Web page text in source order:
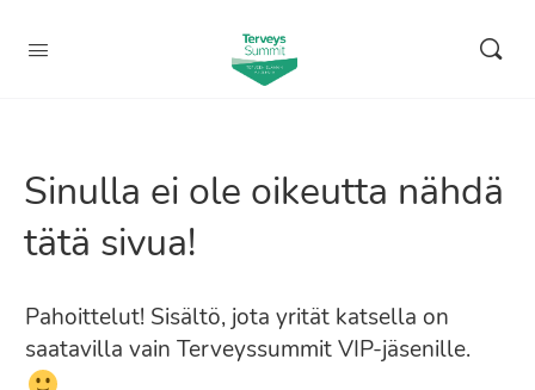
Sinulla ei ole oikeutta nähdä
tätä sivua!
Pahoittelut! Sisältö, jota yrität katsella on
saatavilla vain Terveyssummit VIP-jäsenille.